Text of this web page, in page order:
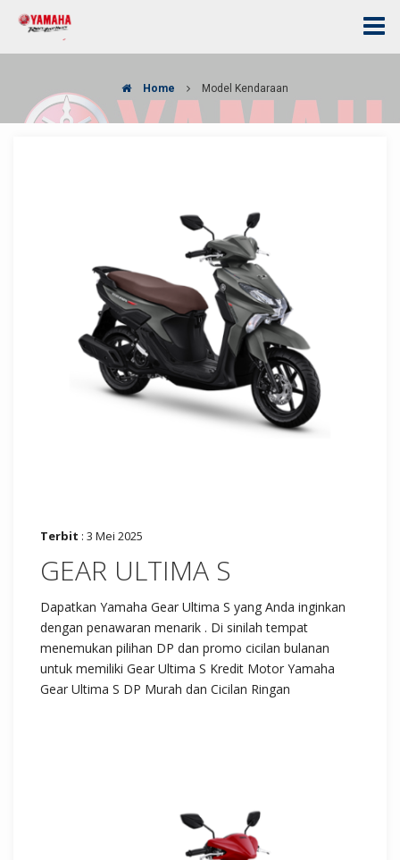
Home Model Kendaraan
Terbit : 3 Mei 2025
GEAR ULTIMA S
Dapatkan Yamaha Gear Ultima S yang Anda inginkan
dengan penawaran menarik . Di sinilah tempat
menemukan pilihan DP dan promo cicilan bulanan
untuk memiliki Gear Ultima S Kredit Motor Yamaha
Gear Ultima S DP Murah dan Cicilan Ringan